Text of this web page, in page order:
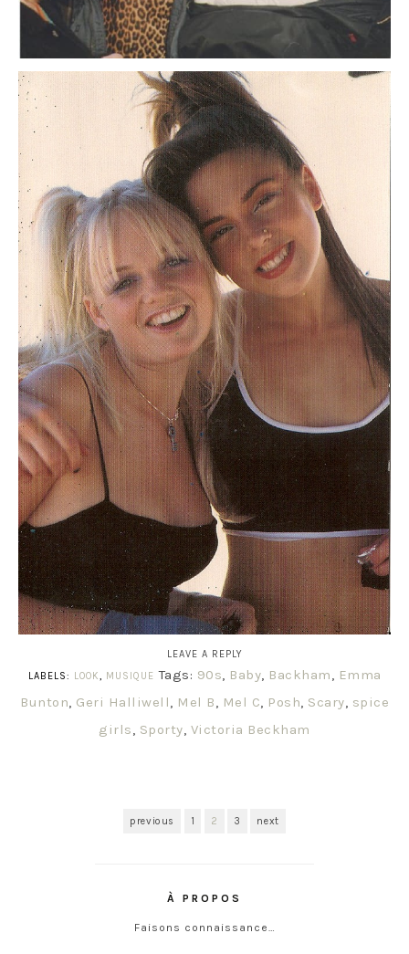
LEAVE A REPLY
LABELS: LOOK MUSIQUE Tags: 90s Baby Backham
Emma
Bunton Geri Halliwell Mel B Mel C Posh Scary spice
girls
Sporty Victoria Beckham
previous 1 2 3 next
À PROPOS
Faisons connaissance…